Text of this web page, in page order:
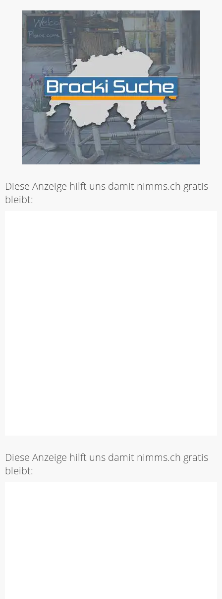
Diese Anzeige hilft uns damit nimms.ch gratis
bleibt:
Diese Anzeige hilft uns damit nimms.ch gratis
bleibt: